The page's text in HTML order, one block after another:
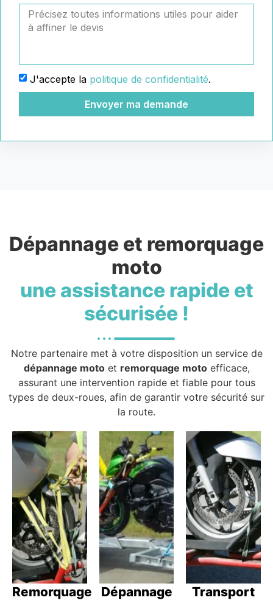
J'accepte la politique de confidentialité.
Envoyer ma demande
Dépannage et remorquage
moto
une assistance rapide et
sécurisée !
Notre partenaire met à votre disposition un service de
dépannage motoet remorquage motoefficace,
assurant une intervention rapide et fiable pour tous
types de deux-roues, afin de garantir votre sécurité sur
la route.
Remorquage
Dépannage
Transport